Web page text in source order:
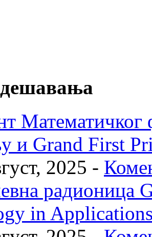
Математичког
и Grand First
2025 -
радионица
in